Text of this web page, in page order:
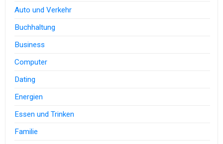
Auto und Verkehr
Buchhaltung
Business
Computer
Dating
Energien
Essen und Trinken
Familie